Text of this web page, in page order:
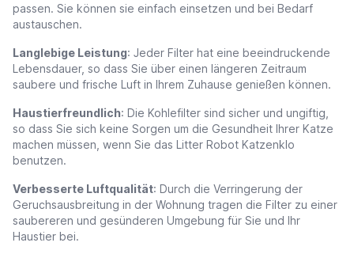
passen. Sie können sie einfach einsetzen und bei Bedarf
austauschen.
Langlebige Leistung: Jeder Filter hat eine beeindruckende
Lebensdauer, so dass Sie über einen längeren Zeitraum
saubere und frische Luft in Ihrem Zuhause genießen können.
Haustierfreundlich: Die Kohlefilter sind sicher und ungiftig,
so dass Sie sich keine Sorgen um die Gesundheit Ihrer Katze
machen müssen, wenn Sie das Litter Robot Katzenklo
benutzen.
Verbesserte Luftqualität: Durch die Verringerung der
Geruchsausbreitung in der Wohnung tragen die Filter zu einer
saubereren und gesünderen Umgebung für Sie und Ihr
Haustier bei.